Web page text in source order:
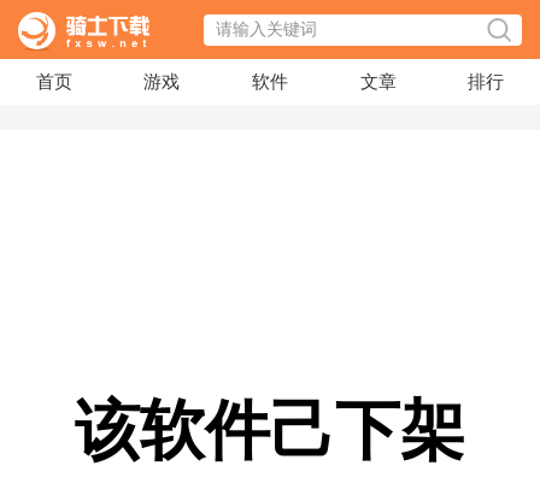
首页 游戏 软件 文章 排行
该软件己下架